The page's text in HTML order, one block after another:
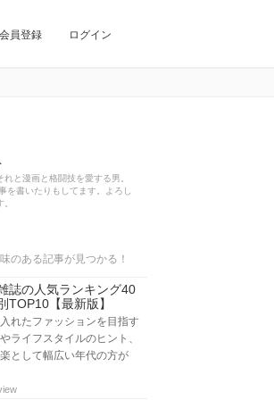
会員登録 ログイン
れと漫画と格闘技を愛する男。
を書いたりもしてます。よろし
のある記事が見つかる！
誌の人気ランキング40
TOP10【最新版】
れたファッションを目指す
ライフスタイルのヒント、
として幅広い年代の方が